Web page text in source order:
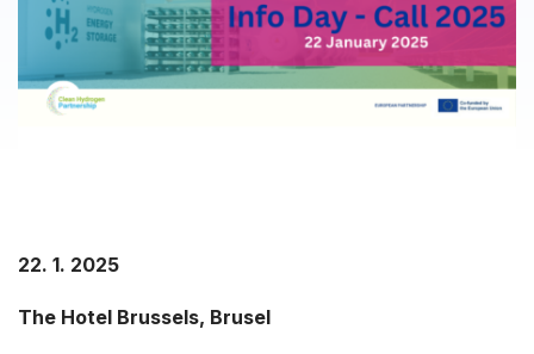
22. 1. 2025
The Hotel Brussels, Brusel